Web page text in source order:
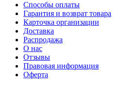
Способы оплаты
Гарантия и возврат товара
Карточка организации
Доставка
Распродажа
О нас
Отзывы
Правовая информация
Оферта